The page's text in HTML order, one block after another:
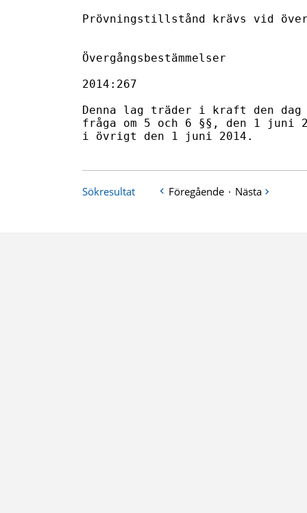
Prövningstillstånd krävs vid
Övergångsbestämmelser
2014:267
Denna lag träder i kraft den dag
fråga om 5 och 6 §§, den 1 juni
i övrigt den 1 juni 2014.
Sökresultat Föregående · Nästa